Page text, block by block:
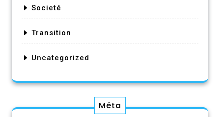
Societé
Transition
Uncategorized
Méta